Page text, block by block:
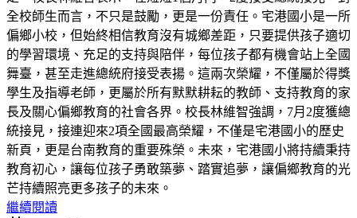
全校師生而言，不只是鼓勵，更是一份責任。宅港國小是一所
偏鄉小校，但始終相信教育沒有城鄉差距，只要提供孩子適切
的學習環境、充足的支持與陪伴，每位孩子都有機會站上全國
舞臺，甚至走進總統府接受表揚。這兩次榮耀，不僅屬於得獎
學生及指導老師，更屬於所有默默耕耘的教師、支持教育的家
長及關心偏鄉教育的社會各界。校長林維智強調，7月2度獲總
統接見，接連迎來2項全國最高榮耀，不僅是宅港國小的歷史
新頁，更是台南教育的重要殊榮。未來，宅港國小將持續秉持
教育初心，讓每位孩子勇敢築夢、踏實追夢，讓偏鄉教育的光
芒持續照亮更多孩子的未來。
繼續閱讀